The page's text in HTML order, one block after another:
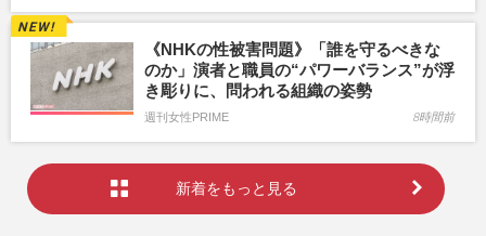
《NHKの性被害問題》「誰を守るべきな
のか」演者と職員の“パワーバランス”が浮
き彫りに、問われる組織の姿勢
週刊女性PRIME 8時間前
新着をもっと見る